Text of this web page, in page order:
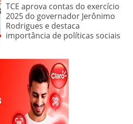
TCE aprova contas do exercício
2025 do governador Jerônimo
Rodrigues e destaca
importância de políticas sociais